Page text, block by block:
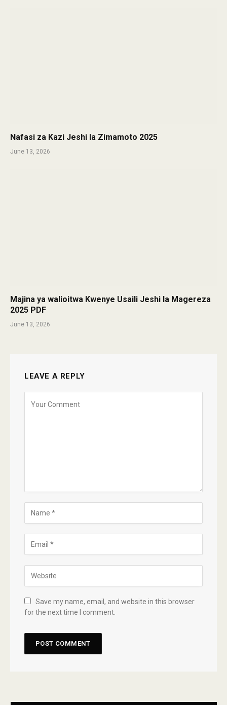
Nafasi za Kazi Jeshi la Zimamoto 2025
June 13, 2026
Majina ya walioitwa Kwenye Usaili Jeshi la Magereza
2025 PDF
June 13, 2026
LEAVE A REPLY
Save my name, email, and website in this browser
for the next time I comment.